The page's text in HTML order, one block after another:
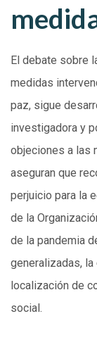
El debate sobre
medidas
paz, sigue
investigadora y
objeciones a las
aseguran que
perjuicio para la
de la
de la pandemia
generalizadas,
localización de
social.